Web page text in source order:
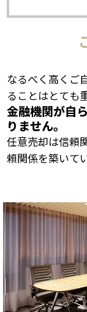
なるべく高くご
ることはとても
金融機関が自
りません。
任意売却は信頼
頼関係を築いて